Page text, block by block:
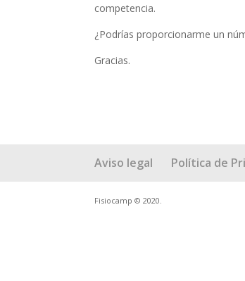
competencia.
¿Podrías proporcionarme un
Gracias.
Aviso legal Política de
Fisiocamp © 2020.